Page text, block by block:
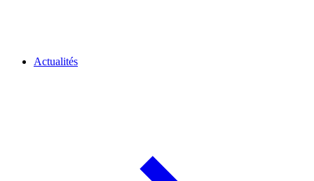
Actualités